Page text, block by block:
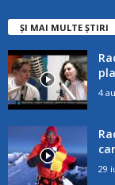
ȘI MAI MULTE ȘTIRI
4
29